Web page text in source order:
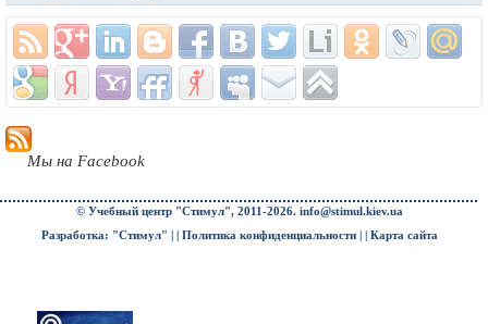
Мы на Facebook
© Учебный центр "Стимул", 2011-2026. info@stimul.kiev.ua
Разработка: "Стимул" | | Политика конфиденциальности| | Карта сайта